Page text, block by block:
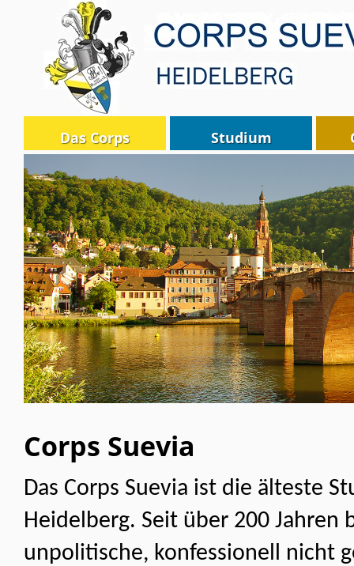
Das Corps Studium
Corps Suevia
Das Corps Suevia ist die älteste
Heidelberg. Seit über 200 Jahren
unpolitische, konfessionell nicht